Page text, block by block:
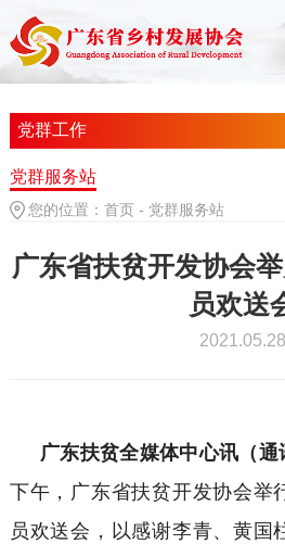
党群工作
党群服务站
您的位置： 首页 - 党群服务站
广东省扶贫开发协会
员欢送
2021.05.28
广东扶贫全媒体中心讯（通
下午，广东省扶贫开发协会举
员欢送会，以感谢李青、黄国